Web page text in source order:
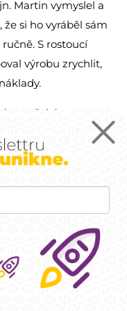
Martin vymyslel a
si ho vyráběl sám
S rostoucí
výrobu zrychlit,
a očekávanou
operátora, ale
série – pokud se
pomoci s plně
projektům?